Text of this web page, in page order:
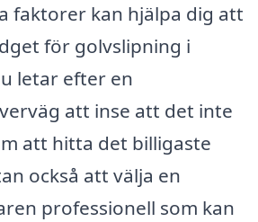
faktorer kan hjälpa dig att
för golvslipning i
letar efter en
att inse att det inte
att hitta det billigaste
också att välja en
professionell som kan